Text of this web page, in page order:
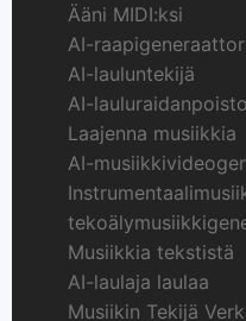
Ääni MIDI:ksi
AI-
AI-lauluntekijä
AI-
Laajenna musiikkia
AI-
Musiikkia tekstistä
AI-laulaja laulaa
Musiikin Tekijä